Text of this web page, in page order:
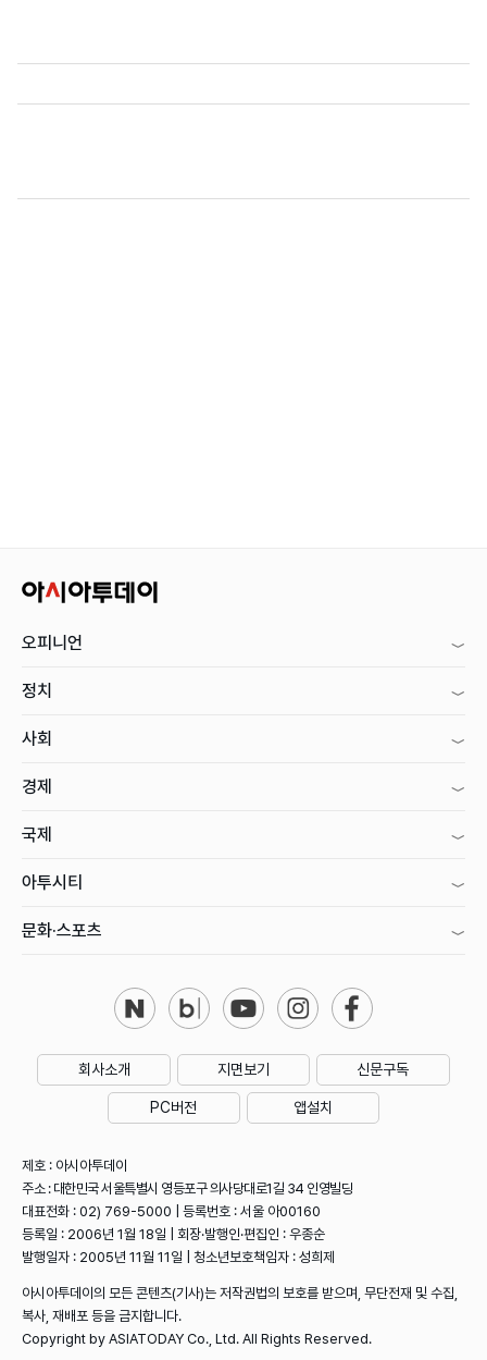
오피니언
정치
사회
경제
국제
아투시티
문화·스포츠
회사소개 지면보기 신문구독
PC버전 앱설치
제호 : 아시아투데이
주소 : 대한민국 서울특별시 영등포구 의사당대로1길 34 인영빌딩
대표전화 : 02) 769-5000 | 등록번호 : 서울 아00160
등록일 : 2006년 1월 18일 | 회장·발행인·편집인 : 우종순
발행일자 : 2005년 11월 11일 | 청소년보호책임자 : 성희제
아시아투데이의 모든 콘텐츠(기사)는 저작권법의 보호를 받으며, 무단전재 및 수집,
복사, 재배포 등을 금지합니다.
Copyright by ASIATODAY Co., Ltd. All Rights Reserved.